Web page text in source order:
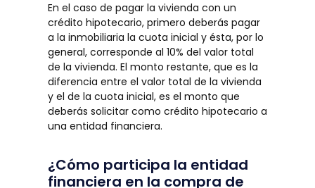
En el caso de pagar la vivienda con un
crédito hipotecario, primero deberás pagar
a la inmobiliaria la cuota inicial y ésta, por lo
general, corresponde al 10% del valor total
de la vivienda. El monto restante, que es la
diferencia entre el valor total de la vivienda
y el de la cuota inicial, es el monto que
deberás solicitar como crédito hipotecario a
una entidad financiera.
¿Cómo participa la entidad
financiera en la compra de